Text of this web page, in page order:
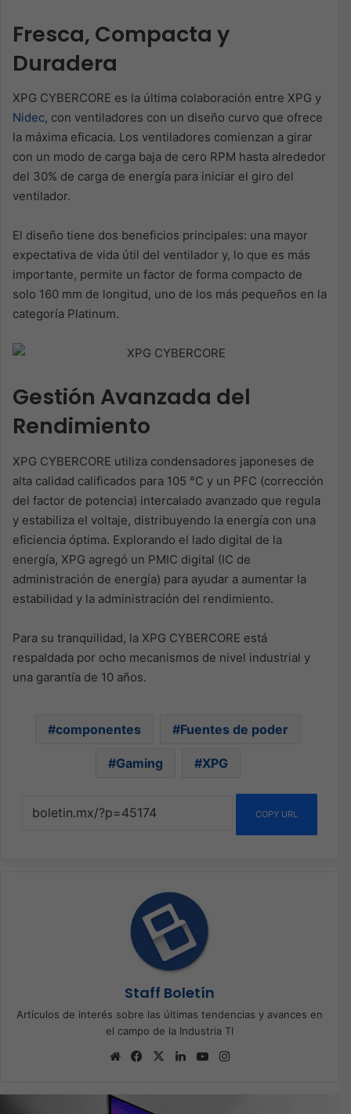
Fresca, Compacta y
Duradera
XPG CYBERCORE es la última colaboración entre XPG y
Nidec, con ventiladores con un diseño curvo que ofrece
la máxima eficacia. Los ventiladores comienzan a girar
con un modo de carga baja de cero RPM hasta alrededor
del 30% de carga de energía para iniciar el giro del
ventilador.
El diseño tiene dos beneficios principales: una mayor
expectativa de vida útil del ventilador y, lo que es más
importante, permite un factor de forma compacto de
solo 160 mm de longitud, uno de los más pequeños en la
categoría Platinum.
Gestión Avanzada del
Rendimiento
XPG CYBERCORE utiliza condensadores japoneses de
alta calidad calificados para 105 °C y un PFC (corrección
del factor de potencia) intercalado avanzado que regula
y estabiliza el voltaje, distribuyendo la energía con una
eficiencia óptima. Explorando el lado digital de la
energía, XPG agregó un PMIC digital (IC de
administración de energía) para ayudar a aumentar la
estabilidad y la administración del rendimiento.
Para su tranquilidad, la XPG CYBERCORE está
respaldada por ocho mecanismos de nivel industrial y
una garantía de 10 años.
componentes Fuentes de poder
Gaming XPG
COPY URL
Staff Boletín
Artículos de interés sobre las últimas tendencias y avances en
el campo de la Industria TI
Sitio
Facebook
X LinkedInYouTube